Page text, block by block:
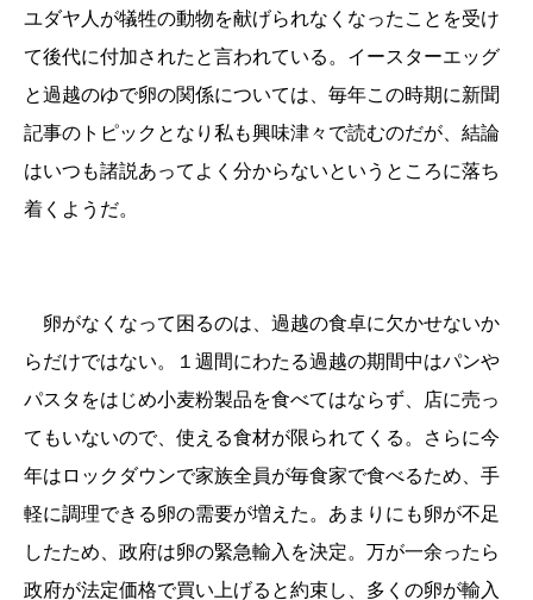
ユダヤ人が犠牲の動物を献げられなくなったことを受け
て後代に付加されたと言われている。イースターエッグ
と過越のゆで卵の関係については、毎年この時期に新聞
記事のトピックとなり私も興味津々で読むのだが、結論
はいつも諸説あってよく分からないというところに落ち
着くようだ。
卵がなくなって困るのは、過越の食卓に欠かせないか
らだけではない。１週間にわたる過越の期間中はパンや
パスタをはじめ小麦粉製品を食べてはならず、店に売っ
てもいないので、使える食材が限られてくる。さらに今
年はロックダウンで家族全員が毎食家で食べるため、手
軽に調理できる卵の需要が増えた。あまりにも卵が不足
したため、政府は卵の緊急輸入を決定。万が一余ったら
政府が法定価格で買い上げると約束し、多くの卵が輸入